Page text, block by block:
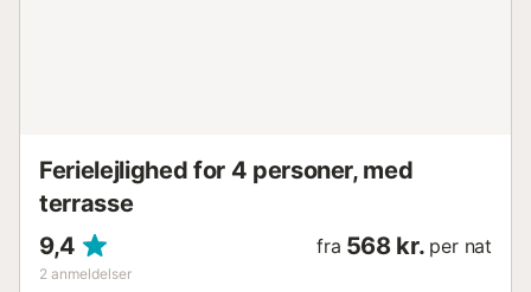
Ferielejlighed for 4 personer, med
terrasse
9,4
2 anmeldelser
fra 568 kr. per nat